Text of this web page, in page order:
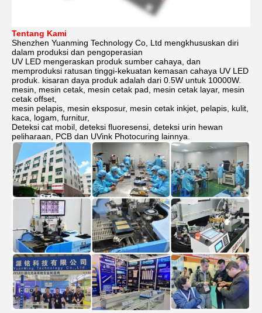
Tentang Kami
Shenzhen Yuanming Technology Co, Ltd mengkhususkan diri
dalam produksi dan pengoperasian
UV LED mengeraskan produk sumber cahaya, dan
memproduksi ratusan tinggi-kekuatan kemasan cahaya UV LED
produk. kisaran daya produk adalah dari 0.5W untuk 10000W.
mesin, mesin cetak, mesin cetak pad, mesin cetak layar, mesin
cetak offset,
mesin pelapis, mesin eksposur, mesin cetak inkjet, pelapis, kulit,
kaca, logam, furnitur,
Deteksi cat mobil, deteksi fluoresensi, deteksi urin hewan
peliharaan, PCB dan UVink Photocuring lainnya.